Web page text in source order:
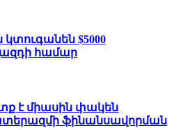
կտուգանեն $5000
համար
է միասին փակեն
ֆինանսավորման